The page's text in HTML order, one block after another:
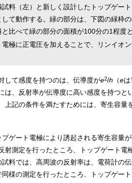
料（左）と新しく設計したトップゲー
て動作する。緑の部分は、下図の緑枠
比べて緑の部分の面積が100分の1程度と
極に正電圧を加えることで、リンイオ
して感度を持つのは、伝導度がe2/h （eは
は、反射率が伝導度に高い感度を持つ
上記の条件を満たすためには、寄生容
ゲート電極により誘起される寄生容量
射測定を行ったところ、トップゲート
料では、高周波の反射率は、電荷計の
様の測定を行ったところ、トップゲー